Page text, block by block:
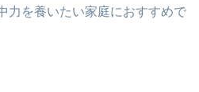
力を養いたい家庭におすすめで